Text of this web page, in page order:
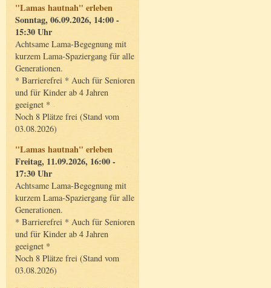
"Lamas hautnah" erleben
Sonntag, 06.09.2026, 14:00 -
15:30 Uhr
Achtsame Lama-Begegnung mit
kurzem Lama-Spaziergang für alle
Generationen.
* Barrierefrei * Auch für Senioren
und für Kinder ab 4 Jahren
geeignet *
Noch 8 Plätze frei (Stand vom
03.08.2026)
"Lamas hautnah" erleben
Freitag, 11.09.2026, 16:00 -
17:30 Uhr
Achtsame Lama-Begegnung mit
kurzem Lama-Spaziergang für alle
Generationen.
* Barrierefrei * Auch für Senioren
und für Kinder ab 4 Jahren
geeignet *
Noch 8 Plätze frei (Stand vom
03.08.2026)